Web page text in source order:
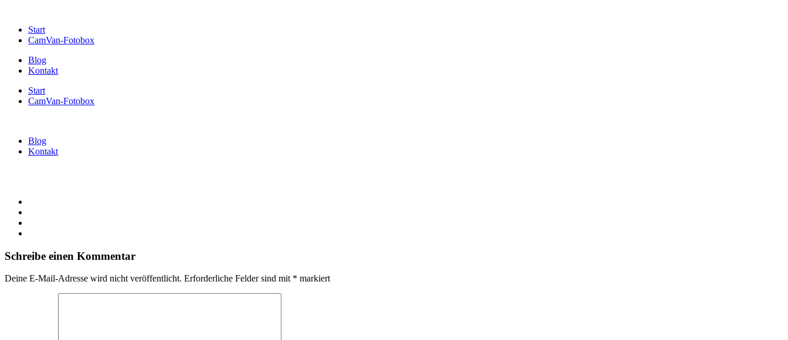
Start
CamVan-Fotobox
Blog
Kontakt
Start
CamVan-Fotobox
Blog
Kontakt
Schreibe einen Kommentar
Deine E-Mail-Adresse wird nicht veröffentlicht. Erforderliche Felder sind mit * markiert